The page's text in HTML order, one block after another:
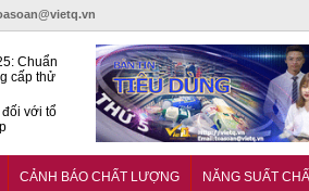
Chuẩn
cấp thử
đối với tổ
dài
CẢNH BÁO CHẤT LƯỢNG NĂNG SUẤT